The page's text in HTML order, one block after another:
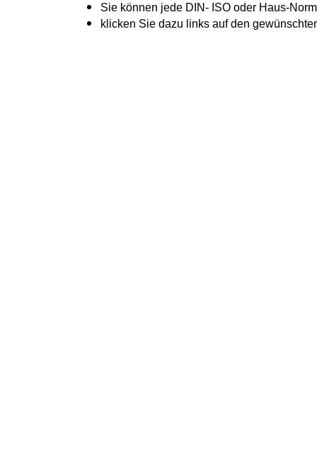
Sie können jede DIN- ISO oder Haus-
klicken Sie dazu links auf den